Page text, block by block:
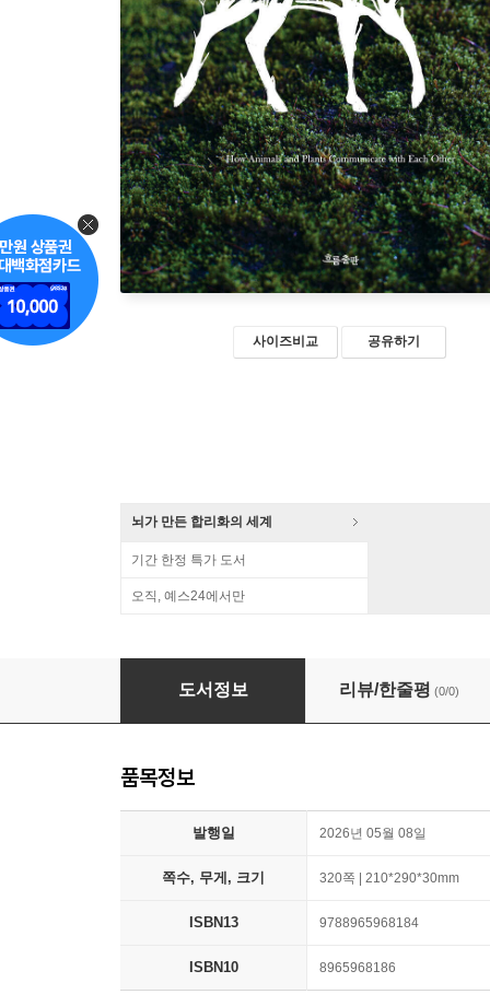
사이즈비교 공유하기
뇌가 만든 합리화의 세계
기간 한정 특가 도서
오직, 예스24에서만
숲은 고요하지 않다 (큰글자책)
도서정보 리뷰/한줄평 (0/0)
품목정보
발행일 2026년 05월 08일
쪽수, 무게, 크기 320쪽 | 210*290*30mm
ISBN13 9788965968184
ISBN10 8965968186